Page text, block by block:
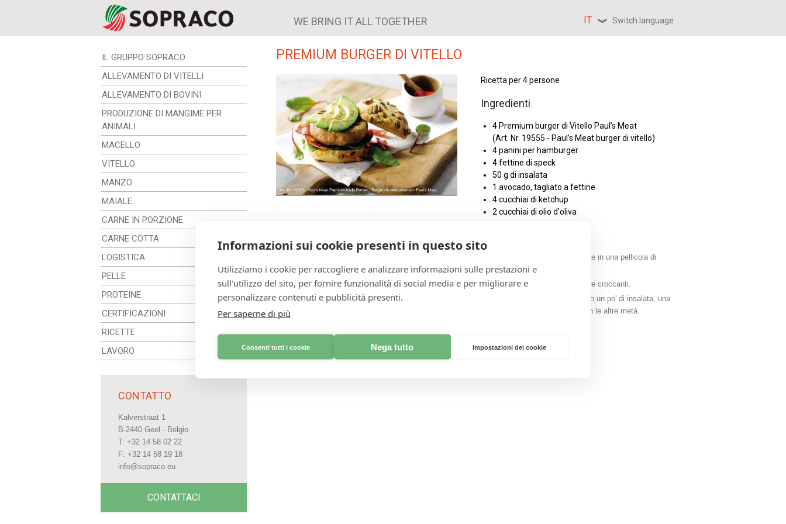
WE BRING IT ALL TOGETHER IT Switch language
IL GRUPPO SOPRACO
ALLEVAMENTO DI VITELLI
ALLEVAMENTO DI BOVINI
PRODUZIONE DI MANGIME PER
ANIMALI
MACELLO
VITELLO
MANZO
MAIALE
CARNE IN PORZIONE
CARNE COTTA
LOGISTICA
PELLE
PROTEINE
CERTIFICAZIONI
RICETTE
LAVORO
CONTATTO
Kalverstraat 1
B-2440 Geel - Belgio
T: +32 14 58 02 22
F: +32 14 58 19 18
info@sopraco.eu
CONTATTACI
PREMIUM BURGER DI VITELLO
Ricetta per 4 persone
Ingredienti
4 Premium burger di Vitello Paul’s Meat
(Art. Nr. 19555 - Paul’s Meat burger di vitello)
4 panini per hamburger
4 fettine di speck
50 g di insalata
1 avocado, tagliato a fettine
4 cucchiai di ketchup
2 cucchiai di olio d'oliva
Preparazione
Riscalda l'olio d'oliva in una padella e cuoci gli hamburger uno alla volta. Mettili da parte in una pellicola di
alluminio per tenerli caldi.
Nella stessa padella fai rosolare le fettine di speck fino a quando non saranno diventate croccanti.
Taglia i panini a metà e spalma un cucchiaio di ketchup su un lato. Poni su ogni panino un po' di insalata, una
fettina di speck e poi un hamburger. Disponi le fettine di avocado sui panini e copri con le altre metà.
Informazioni sui cookie presenti in questo sito
Utilizziamo i cookie per raccogliere e analizzare informazioni sulle prestazioni e
sull'utilizzo del sito, per fornire funzionalità di social media e per migliorare e
personalizzare contenuti e pubblicità presenti.
Per saperne di più
Consenti tutti i cookie Nega tutto Impostazioni dei cookie